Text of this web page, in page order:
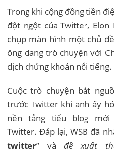
Trong khi cộng đồng tiền
đột ngột của Twitter,
chụp màn hình một chủ
ông đang trò chuyện với
dịch chứng khoán nổi tiếng.
Cuộc trò chuyện bắt
trước Twitter khi anh ấy
nền tảng tiểu blog
Twitter. Đáp lại, WSB đã
twitter” và đề xuất